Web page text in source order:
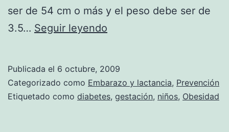
ser de 54 cm o más y el peso debe ser de
3.5… Seguir leyendo
el
embarazo
Publicada el 6 octubre, 2009
Categorizado como Embarazo y lactancia, Prevención
Etiquetado como diabetes, gestación, niños, Obesidad